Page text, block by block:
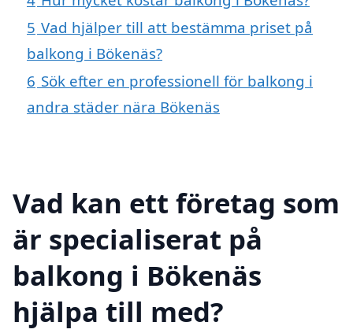
5 Vad hjälper till att bestämma priset på
balkong i Bökenäs?
6 Sök efter en professionell för balkong i
andra städer nära Bökenäs
Vad kan ett företag som
är specialiserat på
balkong i Bökenäs
hjälpa till med?